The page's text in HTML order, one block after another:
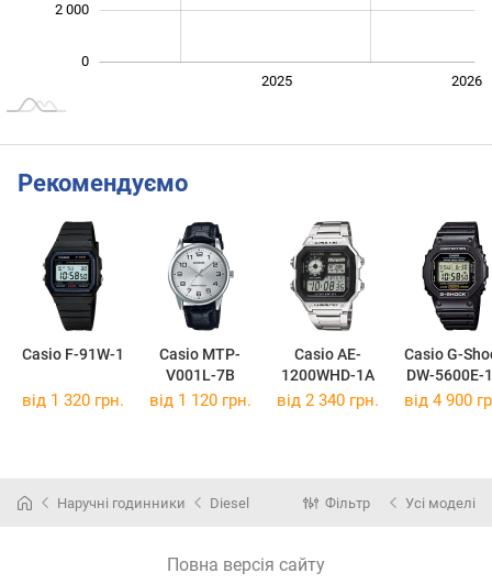
0
2 000
2025 2026
Рекомендуємо
Casio F-91W-1
Casio MTP-
V001L-7B
Casio AE-
1200WHD-1A
Casio G-
DW-5600E-
від 1 320 грн. від 1 120 грн. від 2 340 грн. від 4 900
Наручні годинники Diesel Фільтр Усі моделі
Повна версія сайту